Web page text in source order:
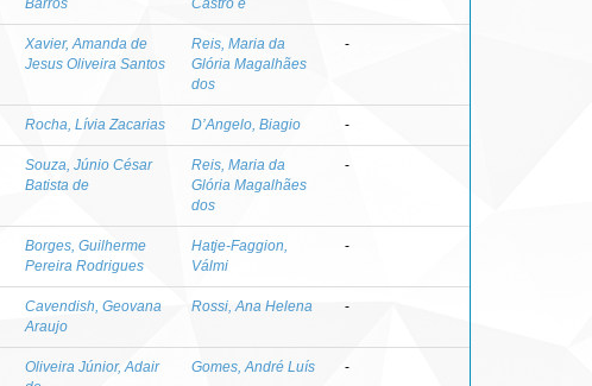
Xavier, Amanda de
Jesus Oliveira Santos
Reis, Maria da
Glória Magalhães
dos
-
Rocha, Lívia Zacarias D’Angelo, Biagio -
Souza, Júnio César
Batista de
Reis, Maria da
Glória Magalhães
dos
-
Borges, Guilherme
Pereira Rodrigues
Hatje-Faggion,
Válmi
-
Cavendish, Geovana
Araujo
Rossi, Ana Helena -
Oliveira Júnior, Adair
Gomes, André Luís -